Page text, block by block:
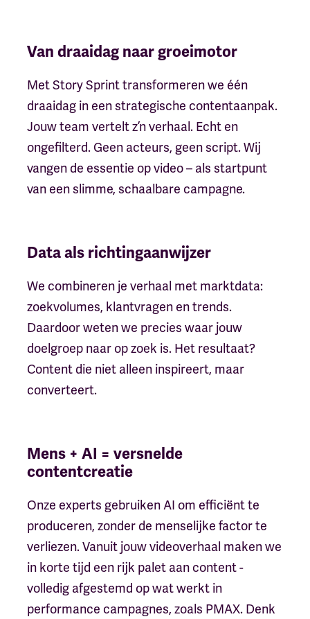
Van draaidag naar groeimotor
Met Story Sprint transformeren we één
draaidag in een strategische contentaanpak.
Jouw team vertelt z’n verhaal. Echt en
ongefilterd. Geen acteurs, geen script. Wij
vangen de essentie op video – als startpunt
van een slimme, schaalbare campagne.
Data als richtingaanwijzer
We combineren je verhaal met marktdata:
zoekvolumes, klantvragen en trends.
Daardoor weten we precies waar jouw
doelgroep naar op zoek is. Het resultaat?
Content die niet alleen inspireert, maar
converteert.
Mens + AI = versnelde
contentcreatie
Onze experts gebruiken AI om efficiënt te
produceren, zonder de menselijke factor te
verliezen. Vanuit jouw videoverhaal maken we
in korte tijd een rijk palet aan content -
volledig afgestemd op wat werkt in
performance campagnes, zoals PMAX. Denk